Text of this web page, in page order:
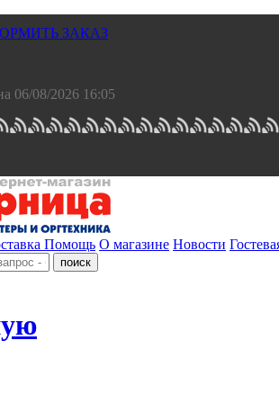
ЗАКАЗ
06/08/2026 16:05
Помощь О магазине Новости